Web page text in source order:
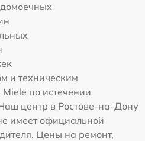
и техническим
по истечении
центр в Ростове-на-Дону
имеет официальной
Цены на ремонт,